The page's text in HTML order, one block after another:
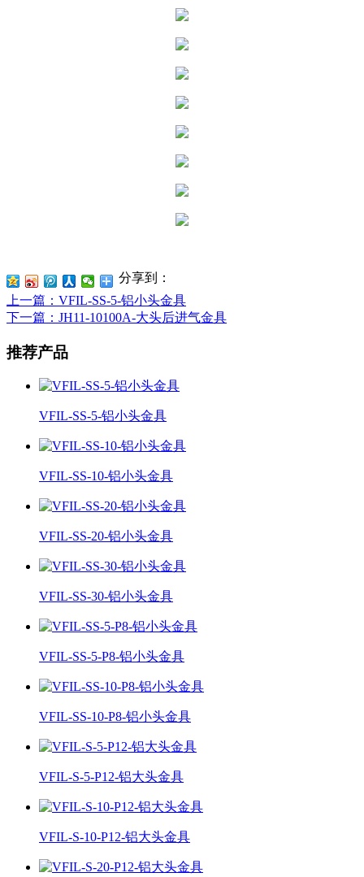
分享到：
上一篇 ：VFIL-SS-5-铝小头金具
下一篇 ：JH11-10100A-大头后进气金具
推荐产品
VFIL-SS-5-铝小头金具
VFIL-SS-10-铝小头金具
VFIL-SS-20-铝小头金具
VFIL-SS-30-铝小头金具
VFIL-SS-5-P8-铝小头金具
VFIL-SS-10-P8-铝小头金具
VFIL-S-5-P12-铝大头金具
VFIL-S-10-P12-铝大头金具